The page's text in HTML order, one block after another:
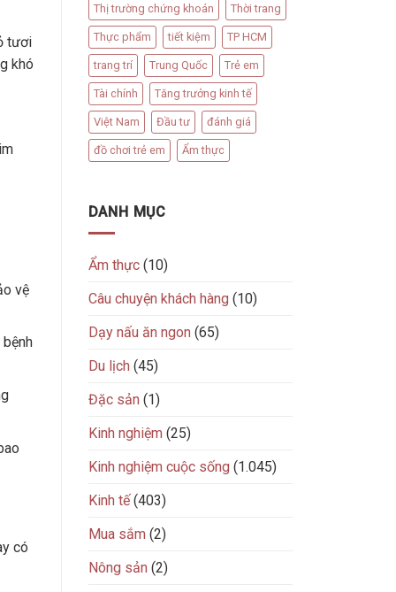
tươi
khó
vệ
có
Thị trường chứng khoán Thời trang
Thực phẩm tiết kiệm TP HCM
trang trí Trung Quốc Trẻ em
Tài chính Tăng trưởng kinh tế
Việt Nam Đầu tư đánh giá
đồ chơi trẻ em Ẩm thực
DANH MỤC
Ẩm thực(10)
Câu chuyện khách hàng (10)
Dạy nấu ăn ngon (65)
Du lịch (45)
Đặc sản (1)
Kinh nghiệm (25)
Kinh nghiệm cuộc sống (1.045)
Kinh tế(403)
Mua sắm (2)
Nông sản (2)